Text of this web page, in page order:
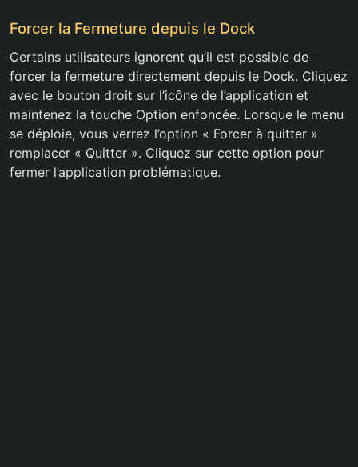
Forcer la Fermeture depuis le Dock
Certains utilisateurs ignorent qu’il est possible de
forcer la fermeture directement depuis le Dock. Cliquez
avec le bouton droit sur l’icône de l’application et
maintenez la touche Option enfoncée. Lorsque le menu
se déploie, vous verrez l’option « Forcer à quitter »
remplacer « Quitter ». Cliquez sur cette option pour
fermer l’application problématique.